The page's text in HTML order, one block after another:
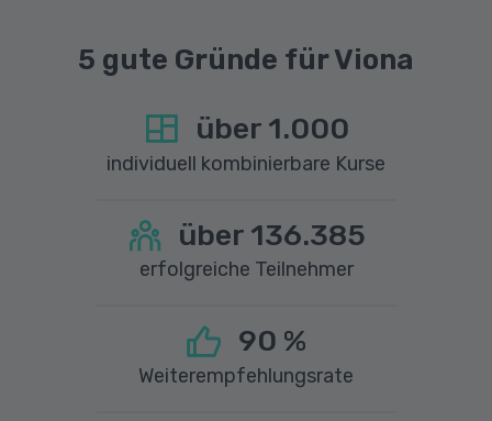
Einsatzmöglichkeiten, wodurch sich für Sie
vielfältige neue Karrierechancen auf dem
5 gute Gründe für Viona
über 1.000
individuell kombinierbare Kurse
über 136.385
erfolgreiche Teilnehmer
90 %
Weiterempfehlungsrate